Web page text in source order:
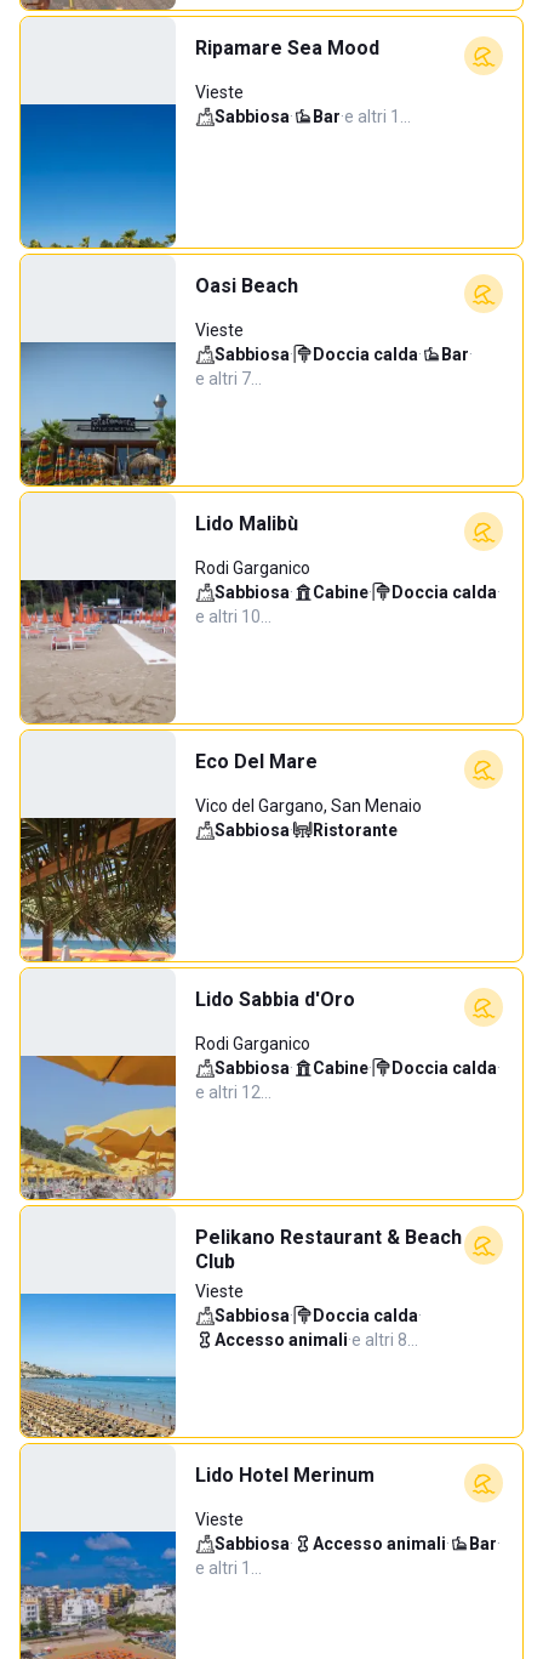
Ripamare Sea Mood
Vieste
Sabbiosa· Bar·e altri 1…
Oasi Beach
Vieste
Sabbiosa· Doccia calda· Bar·
e altri 7…
Lido Malibù
Rodi Garganico
Sabbiosa· Cabine· Doccia calda·
e altri 10…
Eco Del Mare
Vico del Gargano, San Menaio
Sabbiosa· Ristorante
Lido Sabbia d'Oro
Rodi Garganico
Sabbiosa· Cabine· Doccia calda·
e altri 12…
Pelikano Restaurant & Beach
Club
Vieste
Sabbiosa· Doccia calda·
Accesso animali·e altri 8…
Lido Hotel Merinum
Vieste
Sabbiosa· Accesso animali· Bar·
e altri 1…